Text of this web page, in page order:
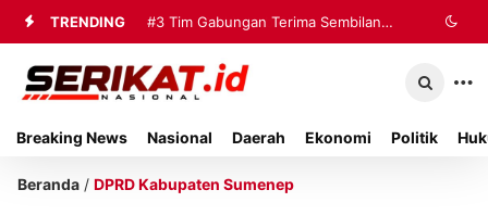
TRENDING #3 Tim Gabungan Terima Sembilan
Korban Evakuasi KM Mutiara Sentosa
Breaking News Nasional Daerah Ekonomi Politik
Beranda / DPRD Kabupaten Sumenep